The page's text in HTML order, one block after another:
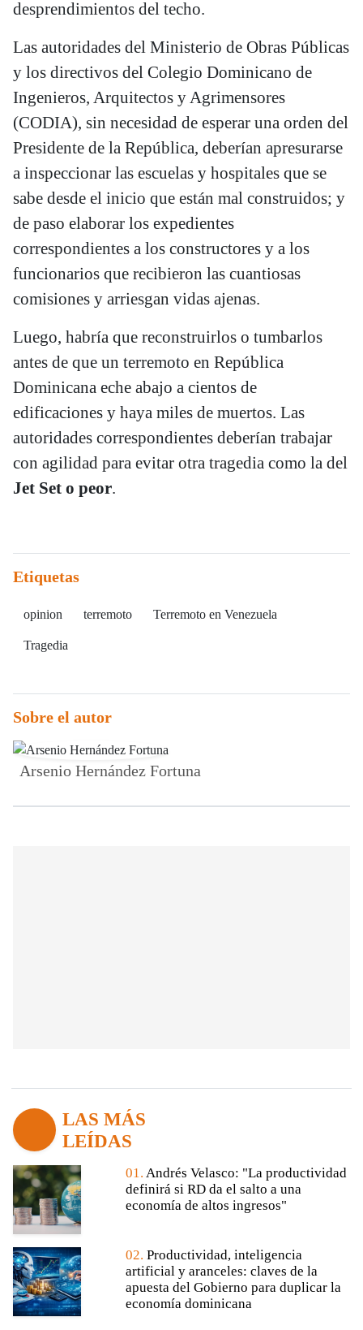
desprendimientos del techo.
Las autoridades del Ministerio de Obras Públicas
y los directivos del Colegio Dominicano de
Ingenieros, Arquitectos y Agrimensores
(CODIA), sin necesidad de esperar una orden del
Presidente de la República, deberían apresurarse
a inspeccionar las escuelas y hospitales que se
sabe desde el inicio que están mal construidos; y
de paso elaborar los expedientes
correspondientes a los constructores y a los
funcionarios que recibieron las cuantiosas
comisiones y arriesgan vidas ajenas.
Luego, habría que reconstruirlos o tumbarlos
antes de que un terremoto en República
Dominicana eche abajo a cientos de
edificaciones y haya miles de muertos. Las
autoridades correspondientes deberían trabajar
con agilidad para evitar otra tragedia como la del
Jet Set o peor.
Etiquetas
opinion terremoto Terremoto en Venezuela
Tragedia
Sobre el autor
Arsenio Hernández Fortuna
LAS MÁS
LEÍDAS
01. Andrés Velasco: "La productividad
definirá si RD da el salto a una
economía de altos ingresos"
02. Productividad, inteligencia
artificial y aranceles: claves de la
apuesta del Gobierno para duplicar la
economía dominicana